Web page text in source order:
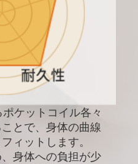
ケットコイル各々
とで、身体の曲線
ィットします。
身体への負担が少